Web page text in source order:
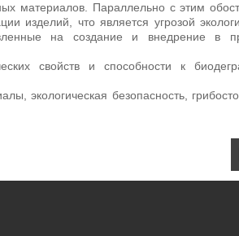
материалов. Параллельно с этим
изделий, что является угрозой
на создание и внедрение в
свойств и способности к
экологическая безопасность,